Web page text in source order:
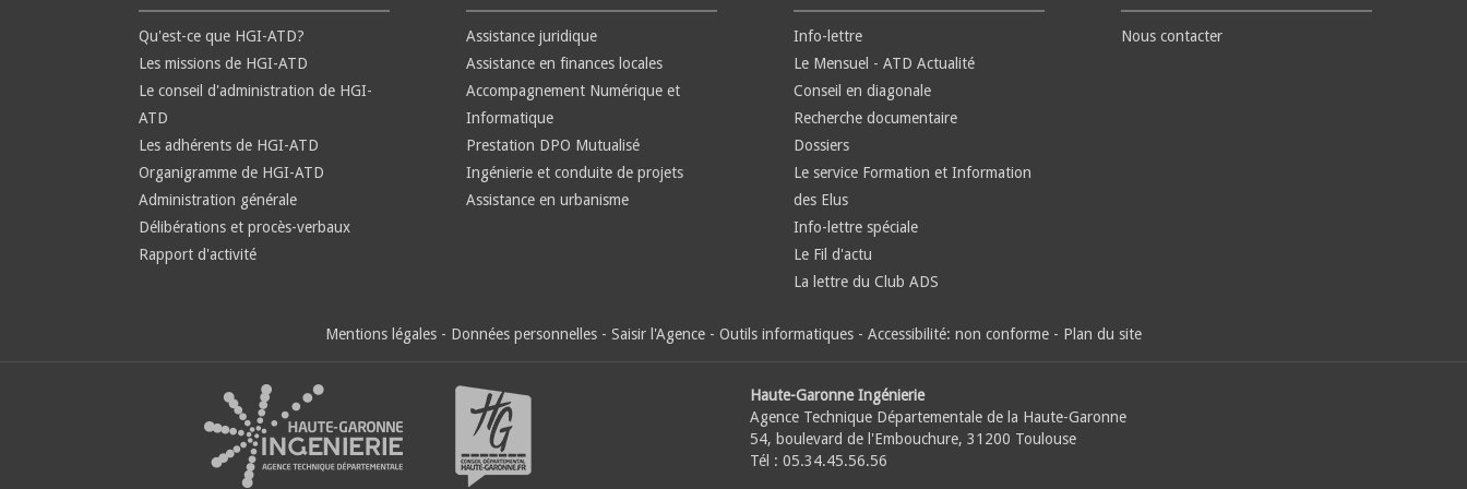
Qu'est-ce que HGI-ATD?
Les missions de HGI-ATD
Le conseil d'administration de HGI-
ATD
Les adhérents de HGI-ATD
Organigramme de HGI-ATD
Administration générale
Délibérations et procès-verbaux
Rapport d'activité
Assistance juridique
Assistance en finances locales
Accompagnement Numérique et
Informatique
Prestation DPO Mutualisé
Ingénierie et conduite de projets
Assistance en urbanisme
Info-lettre
Le Mensuel - ATD Actualité
Conseil en diagonale
Recherche documentaire
Dossiers
Le service Formation et Information
des Elus
Info-lettre spéciale
Le Fil d'actu
La lettre du Club ADS
Nous contacter
Mentions légales - Données personnelles - Saisir l'Agence - Outils informatiques - Accessibilité: non conforme - Plan du site
Haute-Garonne Ingénierie
Agence Technique Départementale de la Haute-Garonne
54, boulevard de l'Embouchure, 31200 Toulouse
Tél : 05.34.45.56.56